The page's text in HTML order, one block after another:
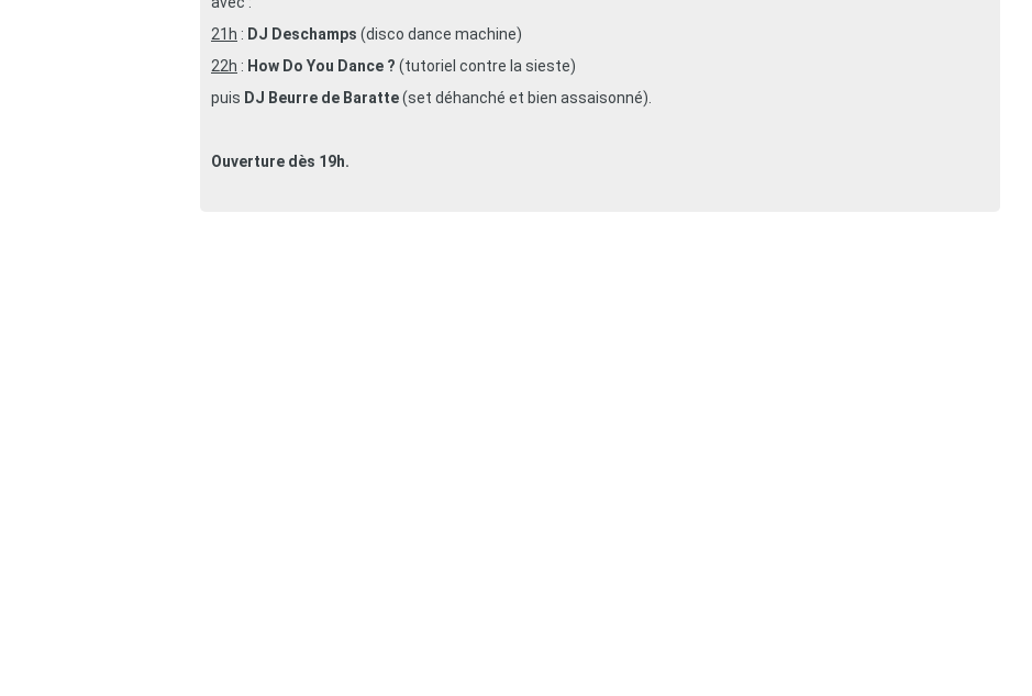
21h : DJ Deschamps (disco dance machine)
22h : How Do You Dance ? (tutoriel contre la sieste)
puis DJ Beurre de Baratte(set déhanché et bien assaisonné).
Ouverture dès 19h.